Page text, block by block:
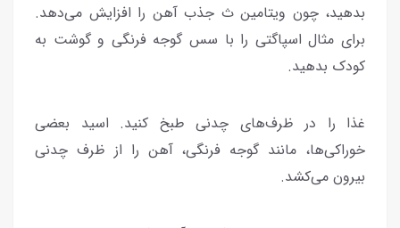
بدهید، چون ویتامین ث جذب آهن را افزایش می‌دهد.
برای مثال اسپاگتی را با سس گوجه فرنگی و گوشت به
کودک بدهید.
غذا را در ظرف‌های چدنی طبخ کنید. اسید بعضی
خوراکی‌ها، مانند گوجه فرنگی، آهن را از ظرف چدنی
بیرون می‌کشد.